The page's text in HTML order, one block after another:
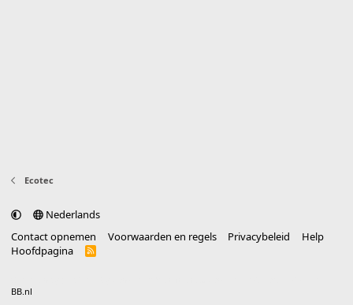
Ecotec
Nederlands
Contact opnemen
Voorwaarden en regels Privacybeleid
Help
Hoofdpagina
R
BB.nl